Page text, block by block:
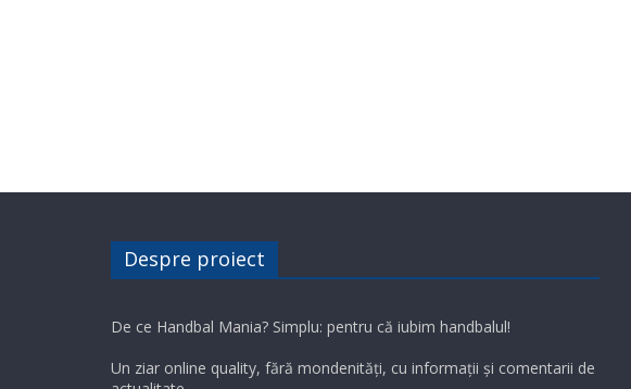
Despre proiect
De ce Handbal Mania? Simplu: pentru că iubim handbalul!
Un ziar online quality, fără mondenități, cu informații și comentarii de